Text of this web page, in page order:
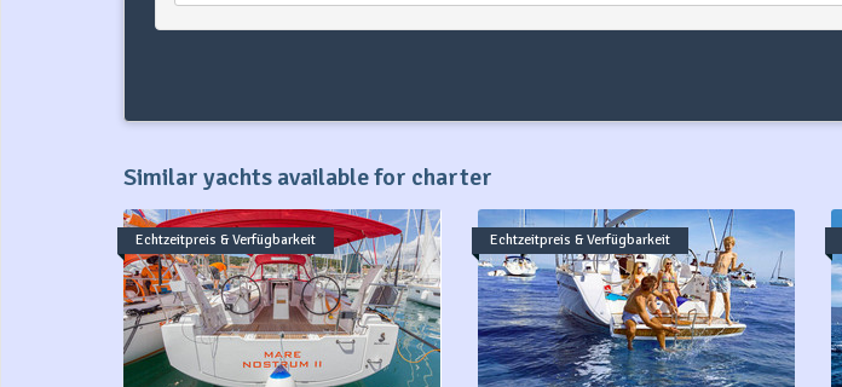
Similar yachts available for charter
Echtzeitpreis & Verfügbarkeit Echtzeitpreis & Verfügbarkeit